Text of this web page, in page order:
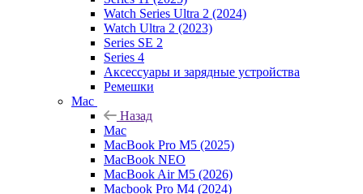
Watch Series Ultra 2 (2024)
Watch Ultra 2 (2023)
Series SE 2
Series 4
Аксессуары и зарядные устройства
Ремешки
Mac
Назад
Mac
MacBook Pro M5 (2025)
MacBook NEO
MacBook Air M5 (2026)
Macbook Pro M4 (2024)